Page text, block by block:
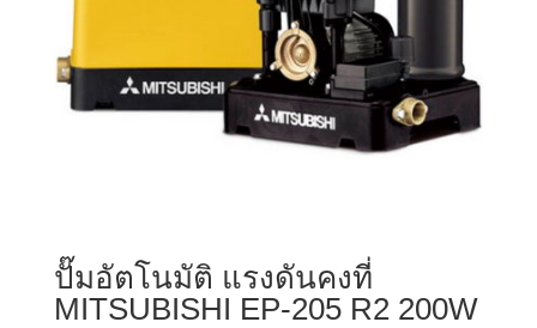
ปั๊มอัตโนมัติ แรงดันคงที่
MITSUBISHI EP-205 R2 200W